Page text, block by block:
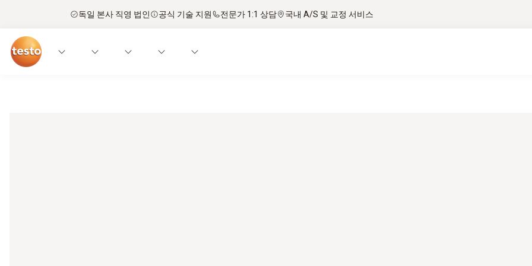
독일 본사 직영 법인 공식 기술 지원 전문가 1:1 상담 국내 A/S 및 교정 서비스